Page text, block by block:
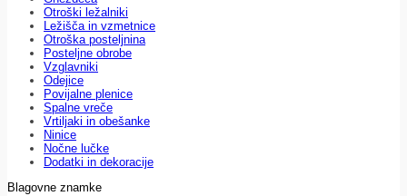
Otroški ležalniki
Ležišča in vzmetnice
Otroška posteljnina
Posteljne obrobe
Vzglavniki
Odejice
Povijalne plenice
Spalne vreče
Vrtiljaki in obešanke
Ninice
Nočne lučke
Dodatki in dekoracije
Blagovne znamke